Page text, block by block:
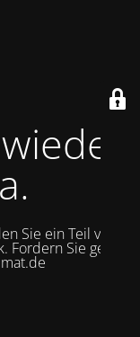
Sie ein Teil von
Sie gerne